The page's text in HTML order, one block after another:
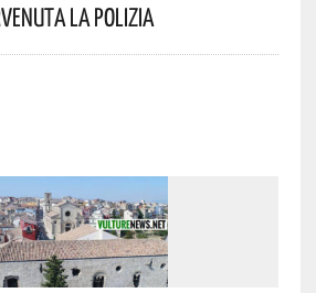
La Polizia